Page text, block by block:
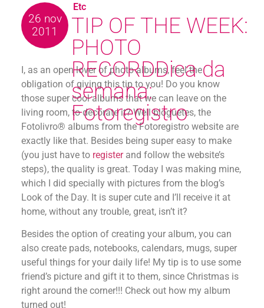
26 nov
2011
TIP OF THE WEEK:
PHOTO
RECORDDica da
semana:
Fotoregistro
I, as an open lover of photo albums, feel the
obligation of giving this tip to you! Do you know
those super cool albums that we can leave on the
living room, to decorate it? Well bloguetes, the
Fotolivro® albums from the Fotoregistro website are
exactly like that. Besides being super easy to make
(you just have to registerand follow the website’s
steps), the quality is great. Today I was making mine,
which I did specially with pictures from the blog’s
Look of the Day. It is super cute and I’ll receive it at
home, without any trouble, great, isn’t it?
Besides the option of creating your album, you can
also create pads, notebooks, calendars, mugs, super
useful things for your daily life! My tip is to use some
friend’s picture and gift it to them, since Christmas is
right around the corner!!! Check out how my album
turned out!
Etc